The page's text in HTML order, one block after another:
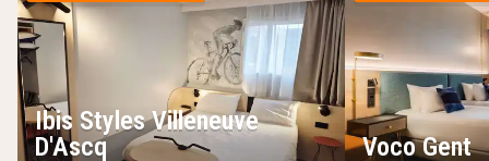
Ibis Styles Villeneuve
D'Ascq
Voco Gent